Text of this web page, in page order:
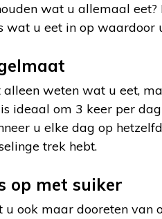
wat u allemaal eet?
wat u eet in op waardoor
alleen weten wat u eet,
ideaal om 3 keer per
u elke dag op
trek hebt.
op met suiker
u ook maar dooreten van